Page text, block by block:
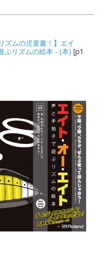
ズムの児童書！】エイ
ぶリズムの絵本 - (本) [p1